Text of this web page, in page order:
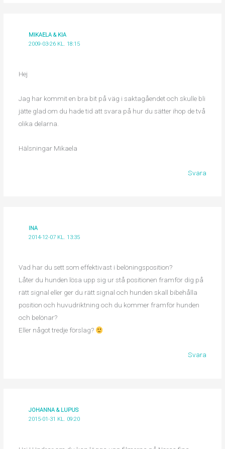
MIKAELA & KIA
2009-03-26 KL. 18:15
Hej
Jag har kommit en bra bit på väg i saktagåendet och skulle bli
jätte glad om du hade tid att svara på hur du sätter ihop de två
olika delarna.
Hälsningar Mikaela
Svara
INA
2014-12-07 KL. 13:35
Vad har du sett som effektivast i belöningsposition?
Låter du hunden lösa upp sig ur stå positionen framför dig på
rätt signal eller ger du rätt signal och hunden skall bibehålla
position och huvudriktning och du kommer framför hunden
och belönar?
Eller något tredje förslag?
Svara
JOHANNA & LUPUS
2015-01-31 KL. 09:20